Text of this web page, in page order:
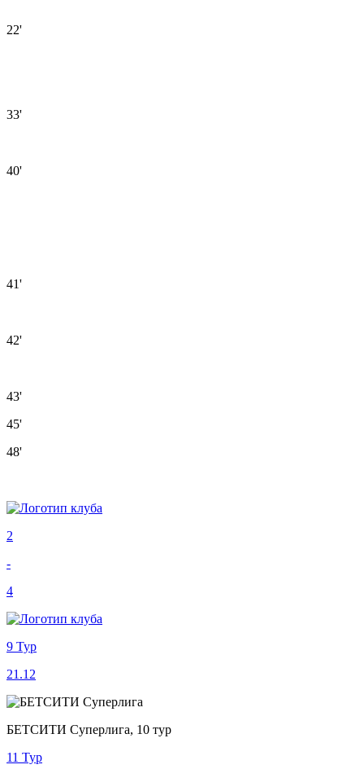
22'
33'
40'
41'
42'
43'
45'
48'
2
-
4
9 Тур
21.12
БЕТСИТИ Суперлига, 10 тур
11 Тур